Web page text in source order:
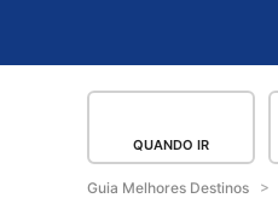
QUANDO IR
Guia Melhores Destinos